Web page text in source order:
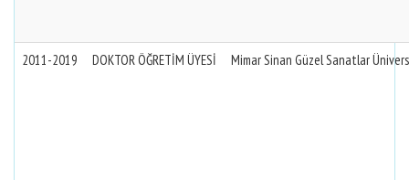
2011-2019 DOKTOR ÖĞRETİM ÜYESİ Mimar Sinan Güzel Sanatlar